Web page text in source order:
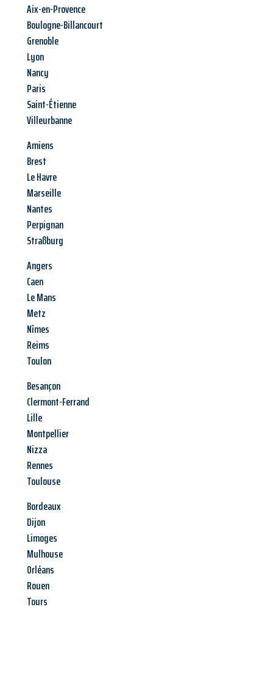
Aix-en-Provence
Boulogne-Billancourt
Grenoble
Lyon
Nancy
Paris
Saint-Étienne
Villeurbanne
Amiens
Brest
Le Havre
Marseille
Nantes
Perpignan
Straßburg
Angers
Caen
Le Mans
Metz
Nîmes
Reims
Toulon
Besançon
Clermont-Ferrand
Lille
Montpellier
Nizza
Rennes
Toulouse
Bordeaux
Dijon
Limoges
Mulhouse
Orléans
Rouen
Tours